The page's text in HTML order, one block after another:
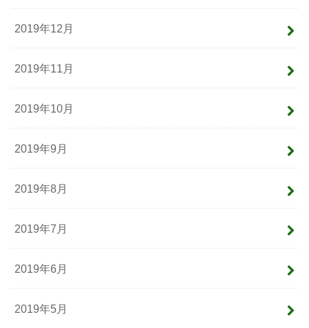
2019年12月
2019年11月
2019年10月
2019年9月
2019年8月
2019年7月
2019年6月
2019年5月